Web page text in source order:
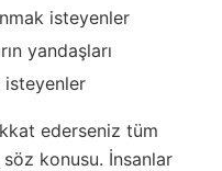
isteyenler
yandaşları
ederseniz tüm
konusu. İnsanlar